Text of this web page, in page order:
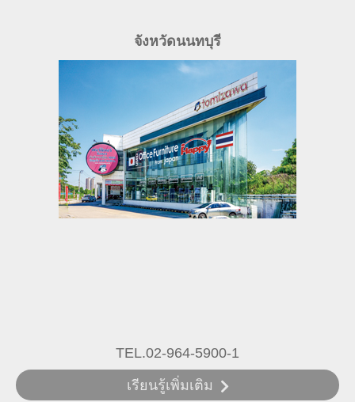
จังหวัดนนทบุรี
TEL.02-964-5900-1
เรียนรู้เพิ่มเติม